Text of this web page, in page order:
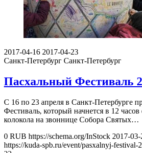
2017-04-16 2017-04-23
Санкт-Петербург Санкт-Петербург
Пасхальный Фестиваль
С 16 по 23 апреля в Санкт-Петербурге
Фестиваль, который начнется в 12 часов
колокола на звоннице Собора Святых…
0 RUB https://schema.org/InStock 2017-
https://kuda-spb.ru/event/pasxalnyj-festival-